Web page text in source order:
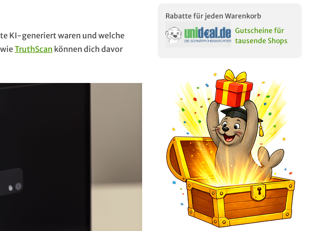
KI-generiert waren und welche
wieTruthScan können dich davor
Rabatte für jeden Warenkorb
Gutscheine für
tausende Shops